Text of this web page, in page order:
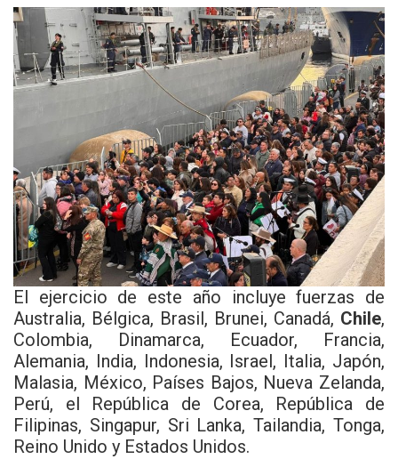
El ejercicio de este año incluye fuerzas de
Australia, Bélgica, Brasil, Brunei, Canadá, Chile,
Colombia, Dinamarca, Ecuador, Francia,
Alemania, India, Indonesia, Israel, Italia, Japón,
Malasia, México, Países Bajos, Nueva Zelanda,
Perú, el República de Corea, República de
Filipinas, Singapur, Sri Lanka, Tailandia, Tonga,
Reino Unido y Estados Unidos.